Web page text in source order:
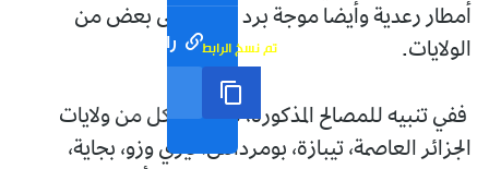
رابط مختصر تم نسخ الرابط
أمطار رعدية وأيضا موجة برد شديد على بعض من
الولايات.
ففي تنبيه للمصالح المذكورة، ستشهد كل من ولايات
الجزائر العاصمة، تيبازة، بومرداس، تيزي وزو، بجاية،